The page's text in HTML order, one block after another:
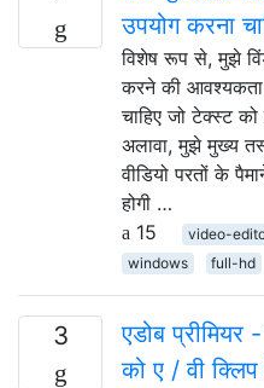
उपयोग करना
विशेष रूप से, मुझे
करने की
चाहिए जो टेक्स्ट
अलावा, मुझे मुख्य
वीडियो परतों के
होगी …
15
video-
windows
full-hd
3
एडोब
को ए / वी क्लिप